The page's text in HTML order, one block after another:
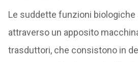
Le suddette funzioni
attraverso un apposito
trasduttori, che consistono in